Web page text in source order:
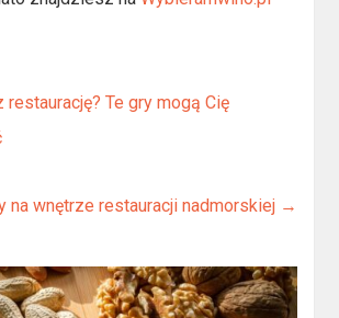
Te gry mogą Cię
na wnętrze restauracji nadmorskiej →